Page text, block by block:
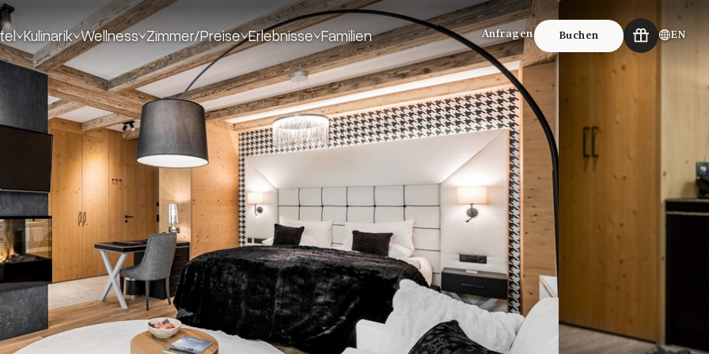
Kulinarik Wellness Zimmer/Preise Erlebnisse Familien Anfragen Buchen EN